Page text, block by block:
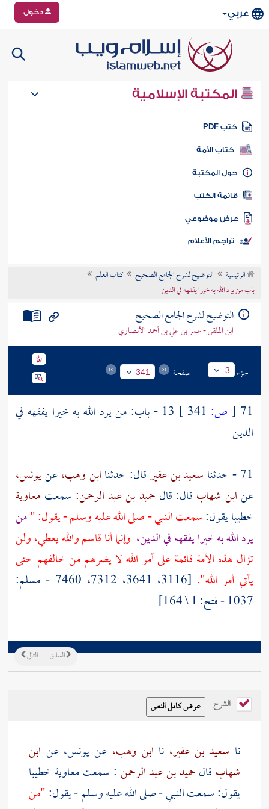
عربي دخول
المكتبة الإسلامية
كتب PDF
كتاب الأمة
المكتبة
الكتب
موضوعي
تراجم الأعلام
الرئيسية التوضيح لشرح الجامع الصحيح
كتاب العلم
باب من يرد الله به خيرا يفقهه في الدين
التوضيح لشرح الجامع الصحيح
ابن الملقن - عمر بن علي بن أحمد الأنصاري
جزء 3 صفحة 341
71
[ ص:
13 - باب: من يرد الله به خيرا يفقهه في
الدين
71 - حدثنا
سعيد بن عفيرقال: حدثناابن وهب،عنيونس،
عنابن شهاب قال: قال حميد بن عبد الرحمن: سمعت معاوية
خطيبا يقول:سمعت النبي - صلى الله عليه وسلم - يقول: "من
يرد الله به خيرا يفقهه في الدين، وإنما أنا قاسم والله يعطي، ولن
تزال هذه الأمة قائمة على أمر الله لا يضرهم من خالفهم حتى
يأتي أمر الله".
[3116، 3641، 7312، 7460 - مسلم:
1037 - فتح: 1 \ 164]
التالي السابق
الشرح
نا سعيد بن عفير، نا ابن وهب، عنيونس،عن ابن
شهاب قالحميد بن عبد الرحمن : سمعتمعاوية خطيبا
يقول: سمعت النبي - صلى الله عليه وسلم - يقول:"من